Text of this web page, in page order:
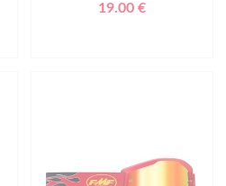
19.00 €